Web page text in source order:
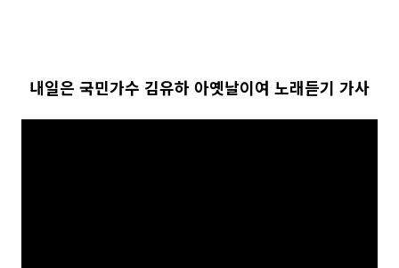
내일은 국민가수 김유하 아옛날이여 노래듣기 가사